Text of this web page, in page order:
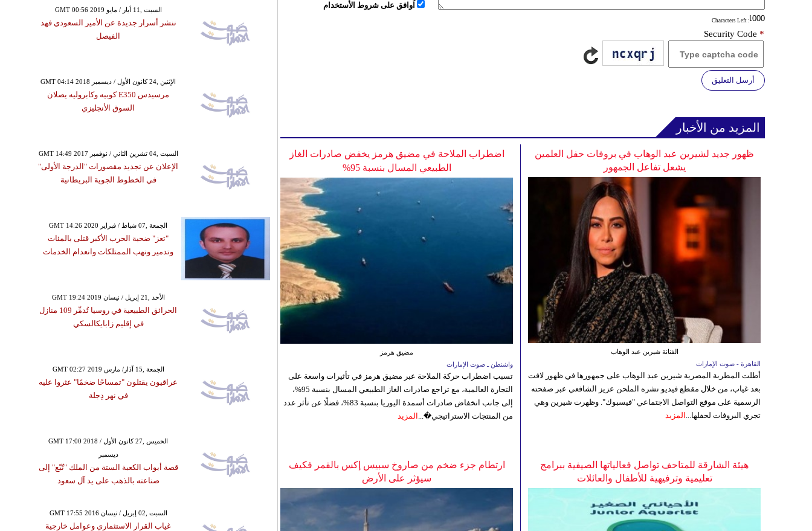
: Characters Left
اُوافق على شروط الأستخدام
Security Code *
أرسل التعليق
المزيد من الأخبار
اضطراب الملاحة في مضيق هرمز يخفض صادرات الغاز
الطبيعي المسال بنسبة 95%
مضيق هرمز
واشنطن ـ صوت الإمارات
تسبب اضطراب حركة الملاحة عبر مضيق هرمز في تأثيرات واسعة على
التجارة العالمية، مع تراجع صادرات الغاز الطبيعي المسال بنسبة 95%،
إلى جانب انخفاض صادرات أسمدة اليوريا بنسبة 83%، فضلًا عن تأثر عدد
من المنتجات الاستراتيجي�... المزيد
ظهور جديد لشيرين عبد الوهاب في بروفات حفل العلمين
يشعل تفاعل الجمهور
الفنانة شيرين عبد الوهاب
القاهرة - صوت الإمارات
أطلت المطربة المصرية شيرين عبد الوهاب على جمهورها في ظهور لافت
بعد غياب، من خلال مقطع فيديو نشره الملحن عزيز الشافعي عبر صفحته
الرسمية على موقع التواصل الاجتماعي "فيسبوك". وظهرت شيرين وهي
تجري البروفات لحفلها... المزيد
ارتطام جزء ضخم من صاروخ سبيس إكس بالقمر فكيف
سيؤثر على الأرض
هيئة الشارقة للمتاحف تواصل فعالياتها الصيفية ببرامج
تعليمية وترفيهية للأطفال والعائلات
GMT 00:56 2019 السبت ,11 أيار / مايو
ننشر أسرار جديدة عن الأمير السعودي فهد
الفيصل
GMT 04:14 2018 الإثنين ,24 كانون الأول / ديسمبر
مرسيدس E350 كوبيه وكابروليه يصلان
السوق الأنجليزي
GMT 14:49 2017 السبت ,04 تشرين الثاني / نوفمبر
الإعلان عن تجديد مقصورات "الدرجة الأولى"
في الخطوط الجوية البريطانية
GMT 14:26 2020 الجمعة ,07 شباط / فبراير
"تعز" ضحية الحرب الأكبر قتلى بالمئات
وتدمير ونهب الممتلكات وانعدام الخدمات
GMT 19:24 2019 الأحد ,21 إبريل / نيسان
الحرائق الطبيعية في روسيا تُدمِّر 109 منازل
في إقليم زابايكالسكي
GMT 02:27 2019 الجمعة ,15 آذار/ مارس
عراقيون يقتلون "تمساحًا ضخمًا" عثروا عليه
في نهر دِجلة
GMT 17:00 2018 الخميس ,27 كانون الأول /
ديسمبر
قصة أبواب الكعبة الستة من الملك "تُبّع" إلى
صناعته بالذهب على يد آل سعود
GMT 17:55 2016 السبت ,02 إبريل / نيسان
غياب القرار الاستثماري وعوامل خارجية